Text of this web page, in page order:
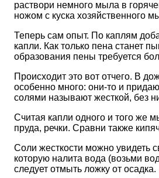
раствори немного мыла в
ножом с куска хозяйственного
Теперь сам опыт. По каплям
капли. Как только пена станет
образования пены требуется
Происходит это вот отчего. В
особенно много: они-то и
солями называют жесткой, без
Считая капли одного и того же
пруда, речки. Сравни также
Соли жесткости можно увидеть
которую налита вода (возьми
следует отмыть ложку от осадка.